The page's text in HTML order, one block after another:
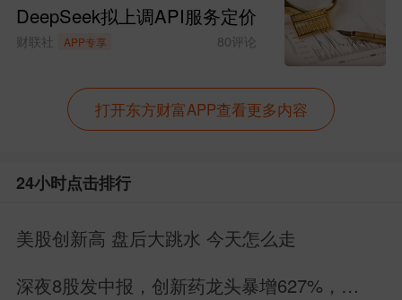
DeepSeek拟上调API服务定价
财联社 APP专享 80评论
打开东方财富APP查看更多内容
24小时点击排行
美股创新高 盘后大跳水 今天怎么走
深夜8股发中报，创新药龙头暴增627%，